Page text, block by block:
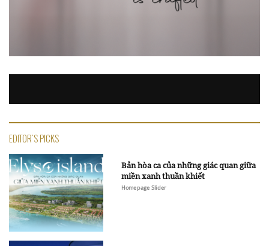
EDITOR'S PICKS
Bản hòa ca của những giác quan giữa
miền xanh thuần khiết
Homepage Slider